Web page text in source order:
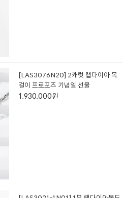
[LAS3076N20] 2캐럿 랩다이아 목
걸이 프로포즈 기념일 선물
1,930,000원